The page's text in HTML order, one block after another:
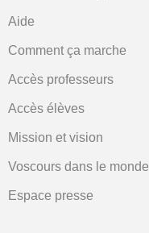
Aide
Comment ça marche
Accès professeurs
Accès élèves
Mission et vision
Voscours dans le monde
Espace presse